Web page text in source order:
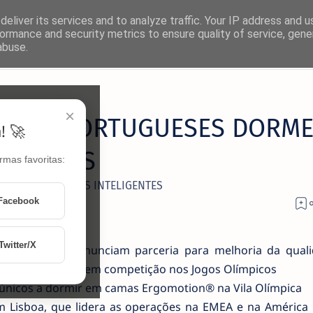
×
🚀
favoritas:
X
PORTUGUESES
EM CAMAS INTELIGENTES
anunciam parceria para melhoria da
portugueses em competição nos Jogos Olímpicos
a dormir em camas Ergomotion® na Vila Olímpica
que lidera as operações na EMEA e na América
its services and to analyze traffic. Your IP address and
and security metrics to ensure quality of service,